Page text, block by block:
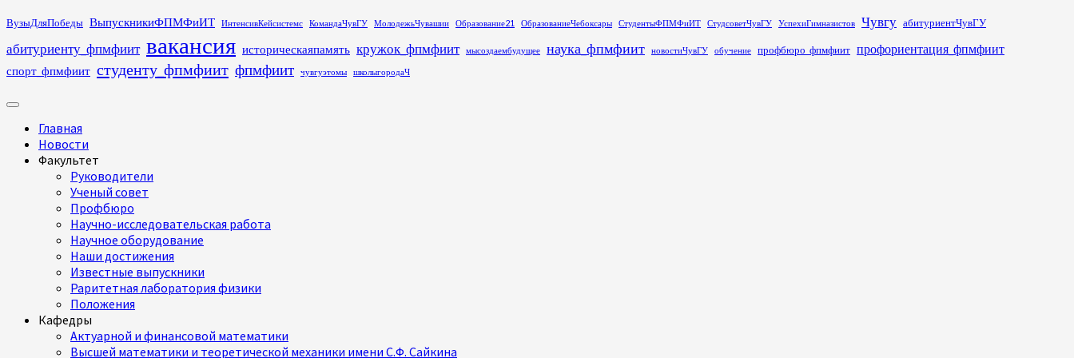
Перейти
содержимому
ВузыДляПобеды ВыпускникиФПМФиИТ ИнтенсивКейсистемс КомандаЧувГУ МолодежьЧувашии Образование21 ОбразованиеЧебоксары СтудентыФПМФиИТ СтудсоветЧувГУ УспехиГимназистов Чувгу абитуриентЧувГУ
абитуриенту_фпмфиит вакансия историческаяпамять кружок_фпмфиит мысоздаембудущее наука_фпмфиит новостиЧувГУ обучение профбюро_фпмфиит профориентация_фпмфиит
спорт_фпмфиит студенту_фпмфиит фпмфиит чувгуэтомы школыгородаЧ
Основное
Главная
Новости
Факультет
Руководители
Ученый совет
Профбюро
Научно-исследовательская работа
Научное оборудование
Наши достижения
Известные выпускники
Раритетная лаборатория физики
Положения
Кафедры
Актуарной и финансовой математики
Высшей математики и теоретической механики имени С.Ф. Сайкина